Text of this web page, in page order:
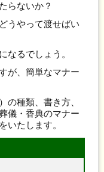
らないか？
うやって渡せばい
なるでしょう。
が、簡単なマナー
の種類、書き方、
儀・香典のマナー
いたします。